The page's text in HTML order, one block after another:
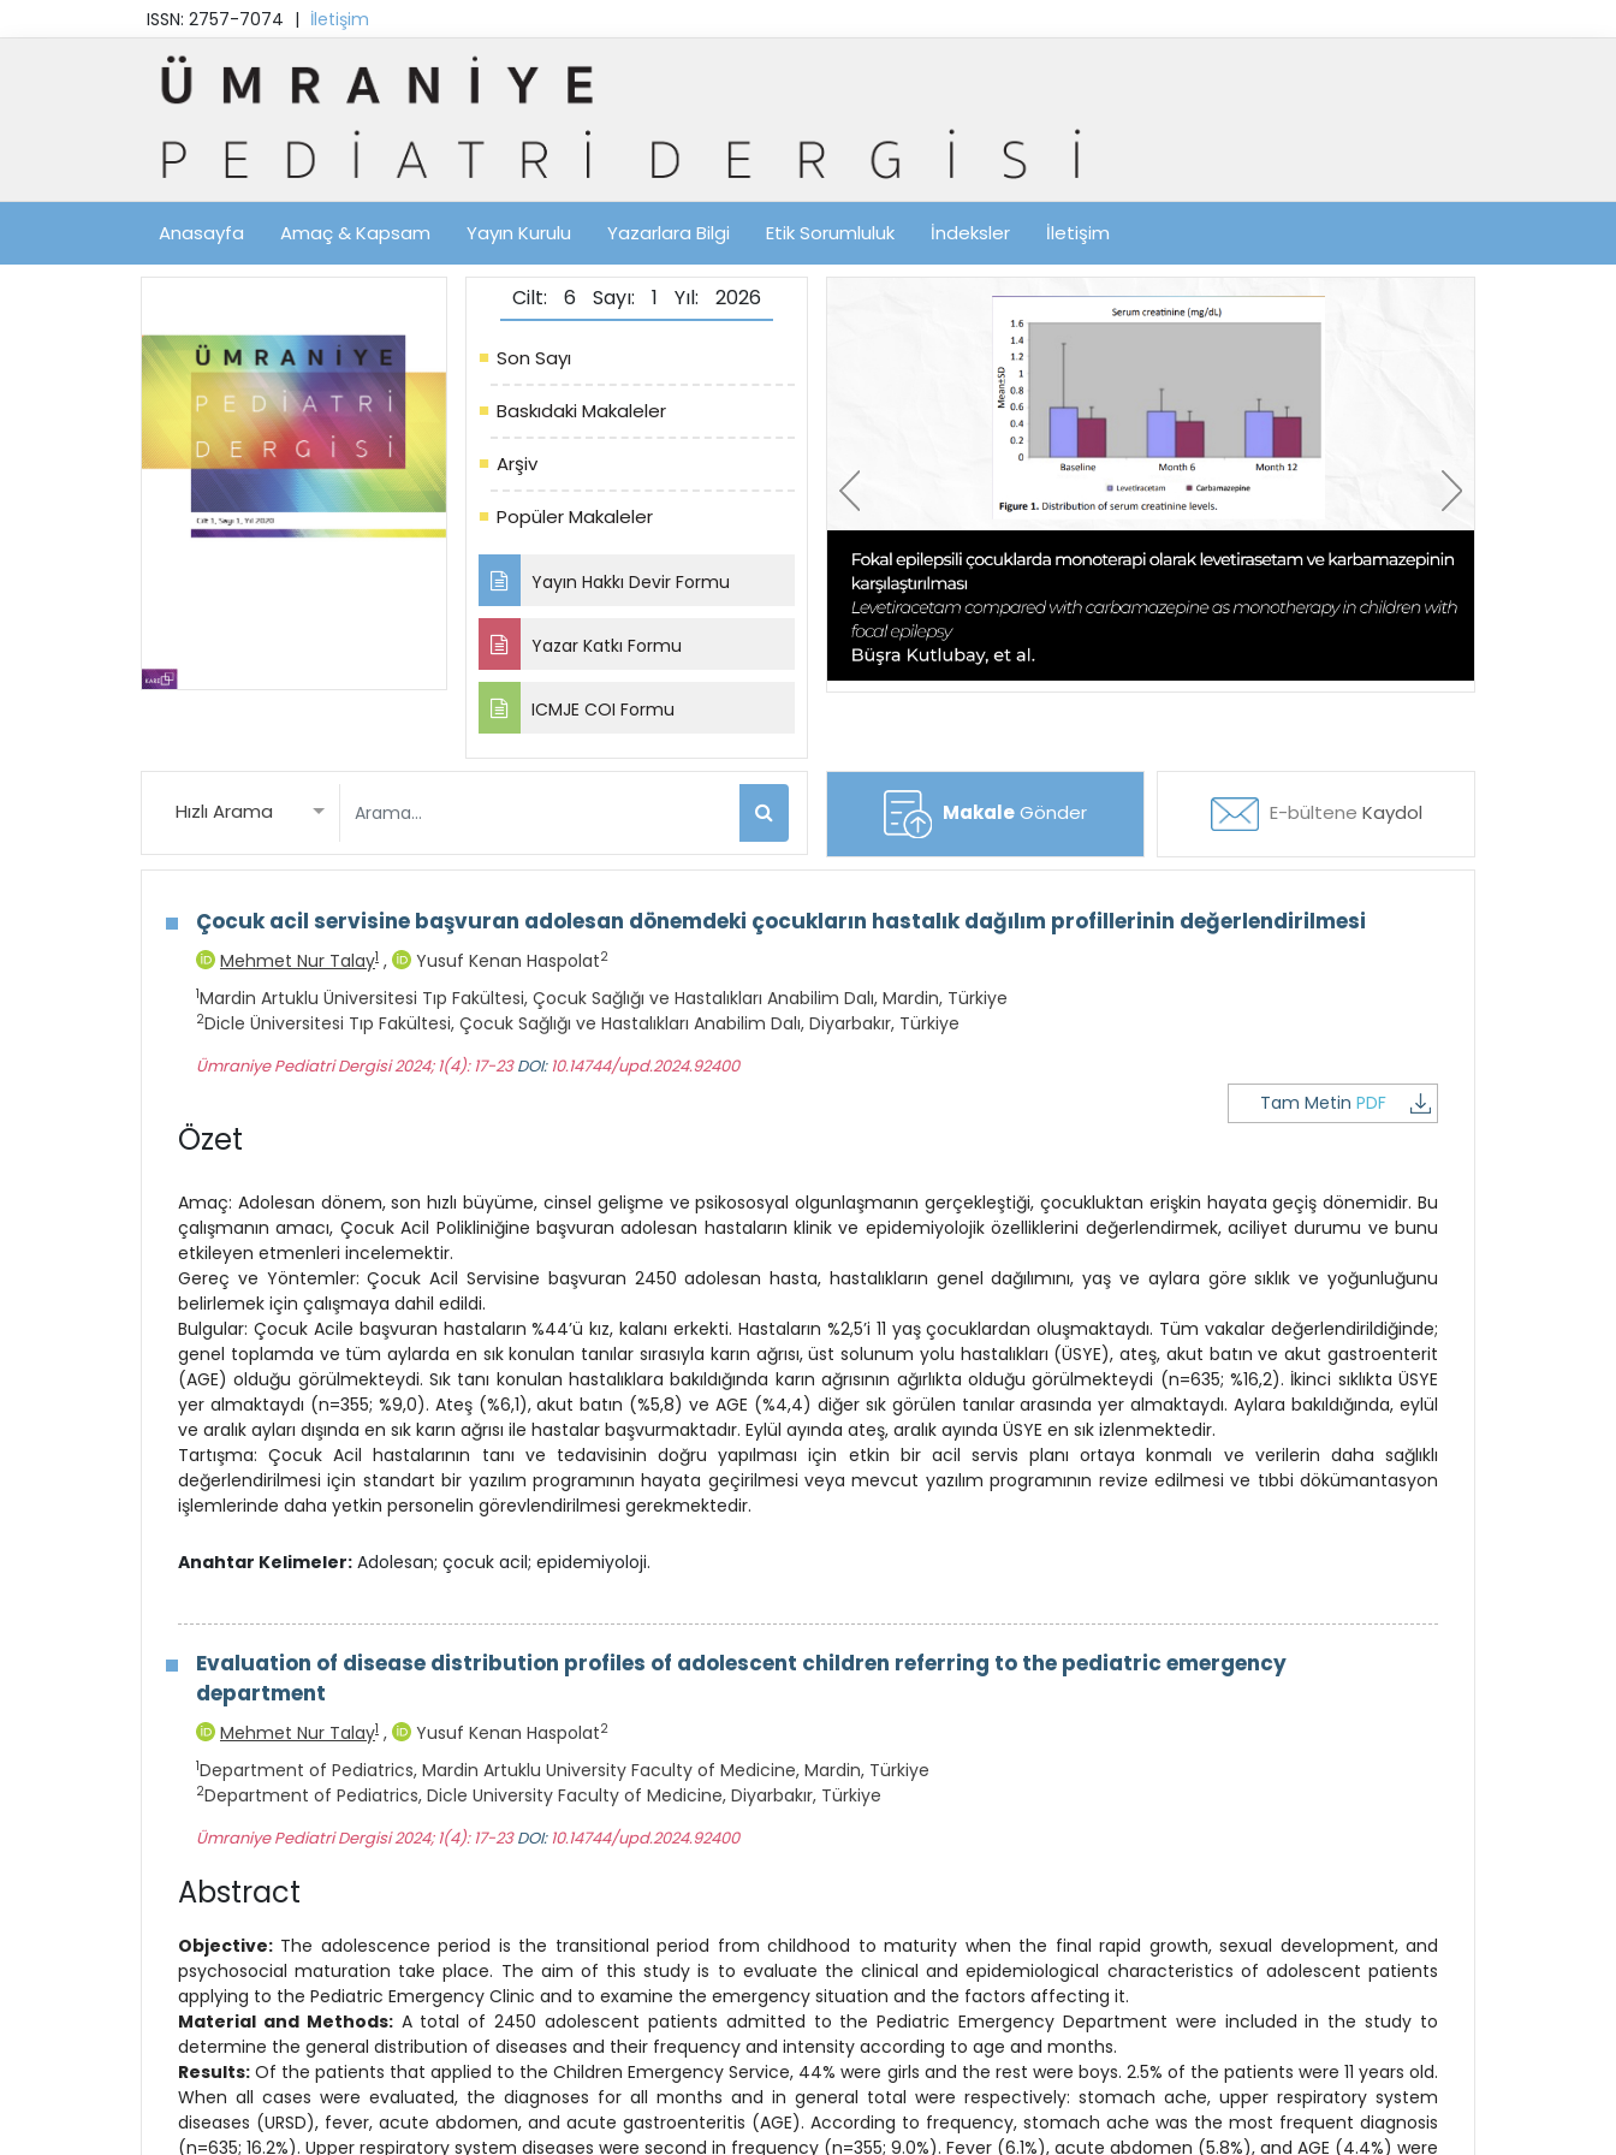
ISSN: 2757-7074 | İletişim
Anasayfa Amaç & Kapsam Yayın Kurulu Yazarlara Bilgi Etik Sorumluluk İndeksler İletişim
Cilt: 6 Sayı: 1 Yıl: 2026
Son Sayı
Baskıdaki Makaleler
Arşiv
Popüler Makaleler
Yayın Hakkı Devir Formu
Yazar Katkı Formu
ICMJE COI Formu
Hızlı Arama MakaleGönder E-bültene Kaydol
Çocuk acil servisine başvuran adolesan dönemdeki çocukların hastalık dağılım profillerinin değerlendirilmesi
Mehmet Nur Talay1 , Yusuf Kenan Haspolat2
1Mardin Artuklu Üniversitesi Tıp Fakültesi, Çocuk Sağlığı ve Hastalıkları Anabilim Dalı, Mardin, Türkiye
2Dicle Üniversitesi Tıp Fakültesi, Çocuk Sağlığı ve Hastalıkları Anabilim Dalı, Diyarbakır, Türkiye
Ümraniye Pediatri Dergisi 2024; 1(4): 17-23DOI: 10.14744/upd.2024.92400
Tam Metin PDF
Özet
Amaç: Adolesan dönem, son hızlı büyüme, cinsel gelişme ve psikososyal olgunlaşmanın gerçekleştiği, çocukluktan erişkin hayata geçiş dönemidir. Bu
çalışmanın amacı, Çocuk Acil Polikliniğine başvuran adolesan hastaların klinik ve epidemiyolojik özelliklerini değerlendirmek, aciliyet durumu ve bunu
etkileyen etmenleri incelemektir.
Gereç ve Yöntemler: Çocuk Acil Servisine başvuran 2450 adolesan hasta, hastalıkların genel dağılımını, yaş ve aylara göre sıklık ve yoğunluğunu
belirlemek için çalışmaya dahil edildi.
Bulgular: Çocuk Acile başvuran hastaların %44’ü kız, kalanı erkekti. Hastaların %2,5’i 11 yaş çocuklardan oluşmaktaydı. Tüm vakalar değerlendirildiğinde;
genel toplamda ve tüm aylarda en sık konulan tanılar sırasıyla karın ağrısı, üst solunum yolu hastalıkları (ÜSYE), ateş, akut batın ve akut gastroenterit
(AGE) olduğu görülmekteydi. Sık tanı konulan hastalıklara bakıldığında karın ağrısının ağırlıkta olduğu görülmekteydi (n=635; %16,2). İkinci sıklıkta ÜSYE
yer almaktaydı (n=355; %9,0). Ateş (%6,1), akut batın (%5,8) ve AGE (%4,4) diğer sık görülen tanılar arasında yer almaktaydı. Aylara bakıldığında, eylül
ve aralık ayları dışında en sık karın ağrısı ile hastalar başvurmaktadır. Eylül ayında ateş, aralık ayında ÜSYE en sık izlenmektedir.
Tartışma: Çocuk Acil hastalarının tanı ve tedavisinin doğru yapılması için etkin bir acil servis planı ortaya konmalı ve verilerin daha sağlıklı
değerlendirilmesi için standart bir yazılım programının hayata geçirilmesi veya mevcut yazılım programının revize edilmesi ve tıbbi dökümantasyon
işlemlerinde daha yetkin personelin görevlendirilmesi gerekmektedir.
Anahtar Kelimeler: Adolesan; çocuk acil; epidemiyoloji.
Evaluation of disease distribution profiles of adolescent children referring to the pediatric emergency
department
Mehmet Nur Talay1 , Yusuf Kenan Haspolat2
1Department of Pediatrics, Mardin Artuklu University Faculty of Medicine, Mardin, Türkiye
2Department of Pediatrics, Dicle University Faculty of Medicine, Diyarbakır, Türkiye
Ümraniye Pediatri Dergisi 2024; 1(4): 17-23DOI: 10.14744/upd.2024.92400
Abstract
Objective: The adolescence period is the transitional period from childhood to maturity when the final rapid growth, sexual development, and
psychosocial maturation take place. The aim of this study is to evaluate the clinical and epidemiological characteristics of adolescent patients
applying to the Pediatric Emergency Clinic and to examine the emergency situation and the factors affecting it.
Material and Methods:A total of 2450 adolescent patients admitted to the Pediatric Emergency Department were included in the study to
determine the general distribution of diseases and their frequency and intensity according to age and months.
Results: Of the patients that applied to the Children Emergency Service, 44% were girls and the rest were boys. 2.5% of the patients were 11 years old.
When all cases were evaluated, the diagnoses for all months and in general total were respectively: stomach ache, upper respiratory system
diseases (URSD), fever, acute abdomen, and acute gastroenteritis (AGE). According to frequency, stomach ache was the most frequent diagnosis
(n=635; 16.2%). Upper respiratory system diseases were second in frequency (n=355; 9.0%). Fever (6.1%), acute abdomen (5.8%), and AGE (4.4%) were